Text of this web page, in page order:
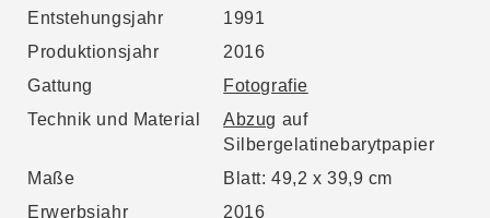
Entstehungsjahr
1991
Produktionsjahr
2016
Gattung
Fotografie
Technik und Material
Abzug auf
Silbergelatinebarytpapier
Maße
Blatt: 49,2 x 39,9 cm
Erwerbsjahr
2016